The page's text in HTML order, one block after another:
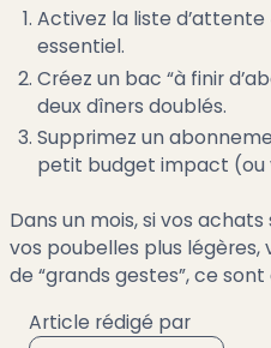
Activez la liste
essentiel.
Créez un bac “à finir
deux dîners doublés.
Supprimez un
petit budget impact (ou
Dans un mois, si vos
vos poubelles plus légères,
de “grands gestes”, ce
Article rédigé par